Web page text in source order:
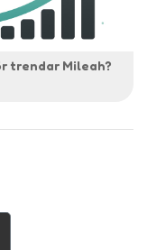
trendar Mileah?